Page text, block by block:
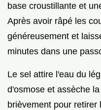
base croustillante et
Après avoir râpé les
généreusement et
minutes dans une
Le sel attire l'eau du
d'osmose et assèche
brièvement pour retirer